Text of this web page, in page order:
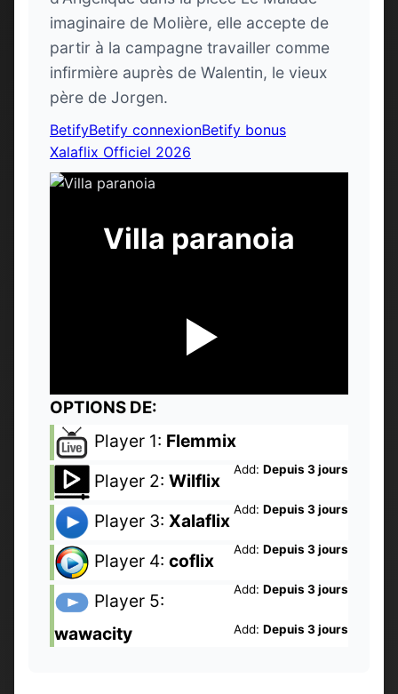
imaginaire de Molière, elle accepte de
partir à la campagne travailler comme
infirmière auprès de Walentin, le vieux
père de Jorgen.
BetifyBetify connexionBetify bonus
Xalaflix Officiel 2026
Villa paranoia
OPTIONS DE:
Player 1: Flemmix
Add: Depuis 3 jours
Player 2: Wilflix
Add: Depuis 3 jours
Player 3: Xalaflix
Add: Depuis 3 jours
Player 4: coflix
Add: Depuis 3 jours
Player 5:
wawacity
Add: Depuis 3 jours